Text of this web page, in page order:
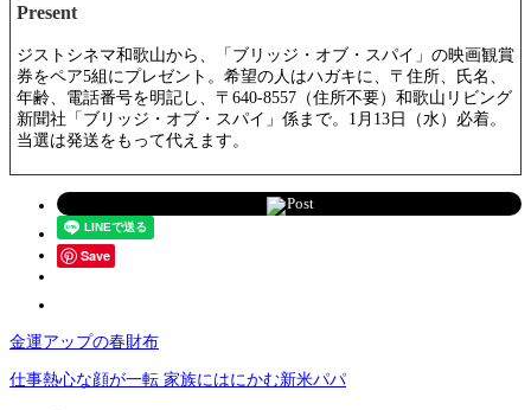
Present
ジストシネマ和歌山から、「ブリッジ・オブ・スパイ」の映画観賞
券をペア5組にプレゼント。希望の人はハガキに、〒住所、氏名、
年齢、電話番号を明記し、〒640-8557（住所不要）和歌山リビング
新聞社「ブリッジ・オブ・スパイ」係まで。1月13日（水）必着。
当選は発送をもって代えます。
Post
Save
金運アップの春財布
仕事熱心な顔が一転 家族にはにかむ新米パパ